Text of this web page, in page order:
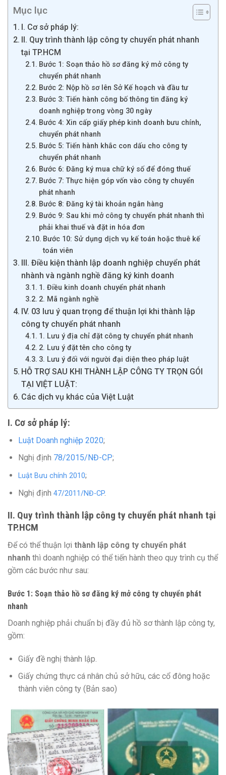
Mục lục
I. Cơ sở pháp lý:
II. Quy trình thành lập công ty chuyển phát nhanh
tại TP.HCM
Bước 1: Soạn thảo hồ sơ đăng ký mở công ty
chuyển phát nhanh
Bước 2: Nộp hồ sơ lên Sở Kế hoạch và đầu tư
Bước 3: Tiến hành công bố thông tin đăng ký
doanh nghiệp trong vòng 30 ngày
Bước 4: Xin cấp giấy phép kinh doanh bưu chính,
chuyển phát nhanh
Bước 5: Tiến hành khắc con dấu cho công ty
chuyển phát nhanh
Bước 6: Đăng ký mua chữ ký số để đóng thuế
Bước 7: Thực hiện góp vốn vào công ty chuyển
phát nhanh
Bước 8: Đăng ký tài khoản ngân hàng
Bước 9: Sau khi mở công ty chuyển phát nhanh thì
phải khai thuế và đặt in hóa đơn
Bước 10: Sử dụng dịch vụ kế toán hoặc thuê kế
toán viên
III. Điều kiện thành lập doanh nghiệp chuyển phát
nhành và ngành nghề đăng ký kinh doanh
1. Điều kinh doanh chuyển phát nhanh
2. Mã ngành nghề
IV. 03 lưu ý quan trọng để thuận lợi khi thành lập
công ty chuyển phát nhanh
1. Lưu ý địa chỉ đặt công ty chuyển phát nhanh
2. Lưu ý đặt tên cho công ty
3. Lưu ý đối với người đại diện theo pháp luật
HỖ TRỢ SAU KHI THÀNH LẬP CÔNG TY TRỌN GÓI
TẠI VIỆT LUẬT:
Các dịch vụ khác của Việt Luật
I. Cơ sở pháp lý:
Luật Doanh nghiệp 2020;
Nghị định 78/2015/NĐ-CP;
Luật Bưu chính 2010;
Nghị định 47/2011/NĐ-CP.
II. Quy trình thành lập công ty chuyển phát nhanh tại
TP.HCM
Để có thể thuận lợi thành lập công ty chuyển phát
nhanh thì doanh nghiệp có thể tiến hành theo quy trình cụ thể
gồm các bước như sau:
Bước 1: Soạn thảo hồ sơ đăng ký mở công ty chuyển phát
nhanh
Doanh nghiệp phải chuẩn bị đầy đủ hồ sơ thành lập công ty,
gồm:
Giấy đề nghị thành lập.
Giấy chứng thực cá nhân chủ sở hữu, các cổ đông hoặc
thành viên công ty (Bản sao)